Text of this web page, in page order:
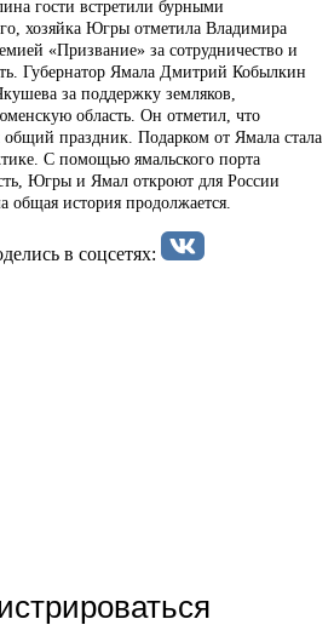
гости встретили бурными
хозяйка Югры отметила Владимира
«Призвание» за сотрудничество и
Губернатор Ямала Дмитрий Кобылкин
за поддержку земляков,
область. Он отметил, что
общий праздник. Подарком от Ямала стала
С помощью ямальского порта
Югры и Ямал откроют для России
история продолжается.
в соцсетях: